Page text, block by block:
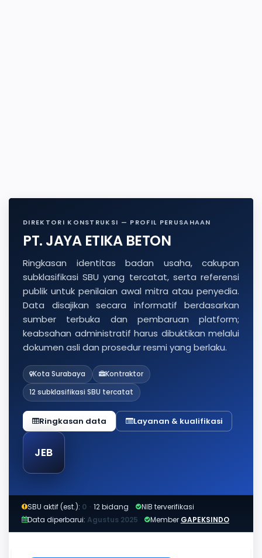
DIREKTORI KONSTRUKSI — PROFIL PERUSAHAAN
PT. JAYA ETIKA BETON
Ringkasan identitas badan usaha, cakupan
subklasifikasi SBU yang tercatat, serta referensi
publik untuk penilaian awal mitra atau penyedia.
Data disajikan secara informatif berdasarkan
sumber terbuka dan pembaruan platform;
keabsahan administratif harus dibuktikan melalui
dokumen asli dan prosedur resmi yang berlaku.
Kota Surabaya
Kontraktor
12 subklasifikasi SBU tercatat
Ringkasan data Layanan & kualifikasi
JEB
SBU aktif (est.): 0 · 12 bidang
NIB terverifikasi
Data diperbarui: Agustus 2025 Member GAPEKSINDO